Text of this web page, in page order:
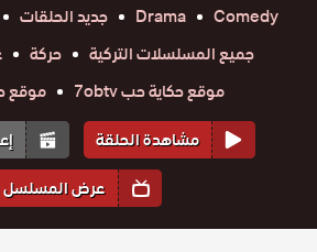
Comedy
Drama جديد الحلقات
جميع المسلسلات التركية
حركة
موقع حكاية حب 7obtv
موقع
مشاهدة الحلقة
عرض المسلسل